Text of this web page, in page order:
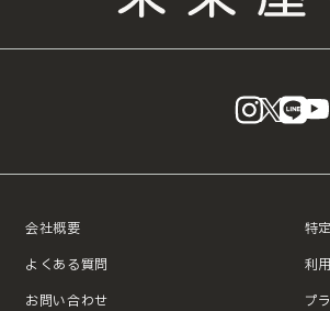
instagram
X LINE
会社概要
よくある質問
お問い合わせ
特
利
プ